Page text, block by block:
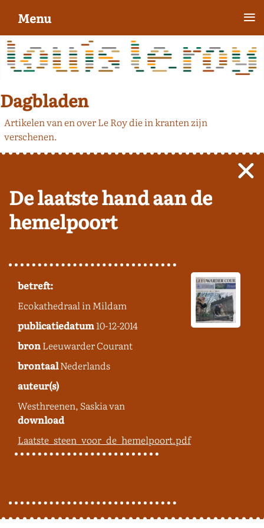
Dagbladen
Artikelen van en over Le Roy die in kranten zijn
verschenen.
De laatste hand aan de
hemelpoort
betreft:
Ecokathedraal in Mildam
publicatiedatum10-12-2014
bronLeeuwarder Courant
brontaalNederlands
auteur(s)
Westhreenen, Saskia van
download
Laatste_steen_voor_de_hemelpoort.pdf
Menu ≡